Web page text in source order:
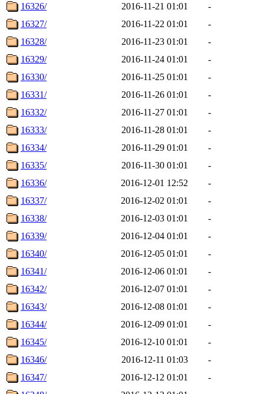
16326/
2016-11-21 01:01
-
16327/
2016-11-22 01:01
-
16328/
2016-11-23 01:01
-
16329/
2016-11-24 01:01
-
16330/
2016-11-25 01:01
-
16331/
2016-11-26 01:01
-
16332/
2016-11-27 01:01
-
16333/
2016-11-28 01:01
-
16334/
2016-11-29 01:01
-
16335/
2016-11-30 01:01
-
16336/
2016-12-01 12:52
-
16337/
2016-12-02 01:01
-
16338/
2016-12-03 01:01
-
16339/
2016-12-04 01:01
-
16340/
2016-12-05 01:01
-
16341/
2016-12-06 01:01
-
16342/
2016-12-07 01:01
-
16343/
2016-12-08 01:01
-
16344/
2016-12-09 01:01
-
16345/
2016-12-10 01:01
-
16346/
2016-12-11 01:03
-
16347/
2016-12-12 01:01
-